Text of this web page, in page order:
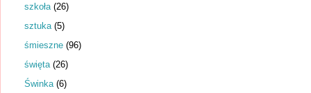
szkoła (26)
sztuka (5)
śmieszne (96)
święta (26)
Świnka (6)